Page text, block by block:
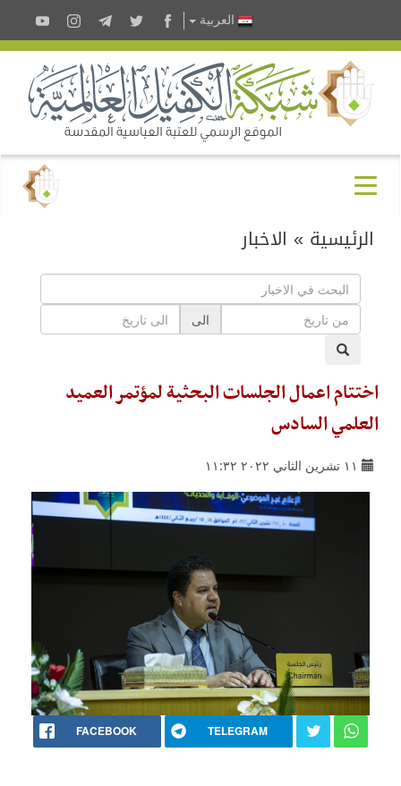
العربية
الرئيسية » الاخبار
الى
اختتام اعمال الجلسات البحثية لمؤتمر العميد
العلمي السادس
١١ تشرين الثاني ٢٠٢٢ ١١:٣٢
FACEBOOK TELEGRAM